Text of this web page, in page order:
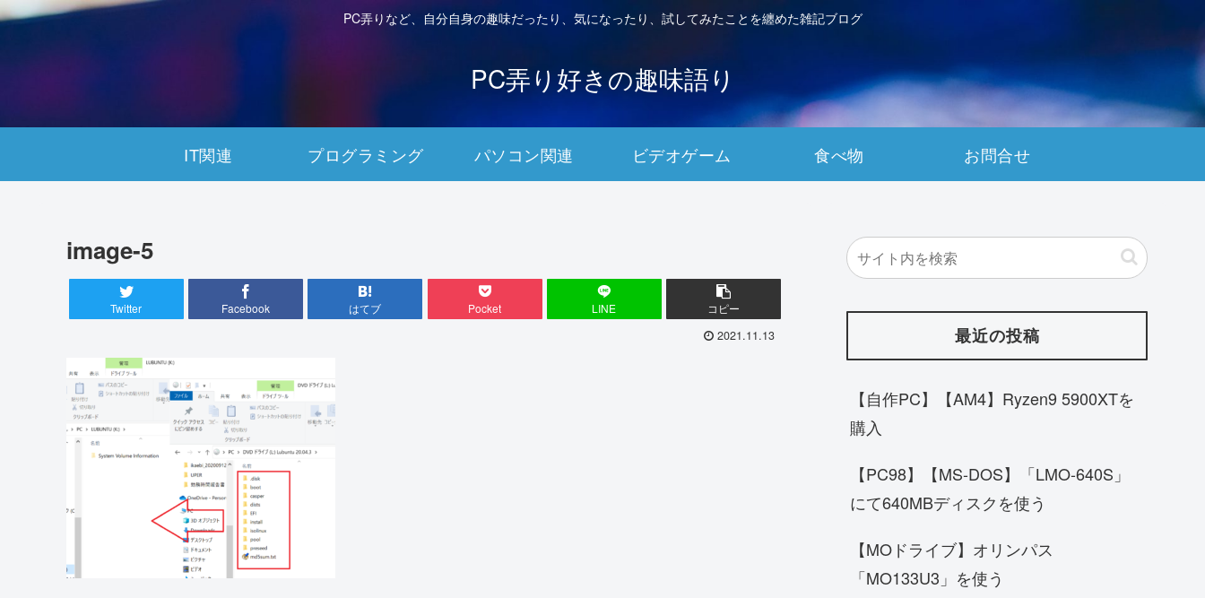
PC弄りなど、自分自身の趣味だったり、気になったり、試してみたことを纏めた雑記ブログ
PC弄り好きの趣味語り
IT関連 プログラミング パソコン関連 ビデオゲーム 食べ物 お問合せ
image-5
Twitter Facebook はてブ Pocket LINE コピー
2021.11.13 最近の投稿
【自作PC】【AM4】Ryzen9 5900XTを
購入
【PC98】【MS-DOS】「LMO-640S」
にて640MBディスクを使う
【MOドライブ】オリンパス
「MO133U3」を使う